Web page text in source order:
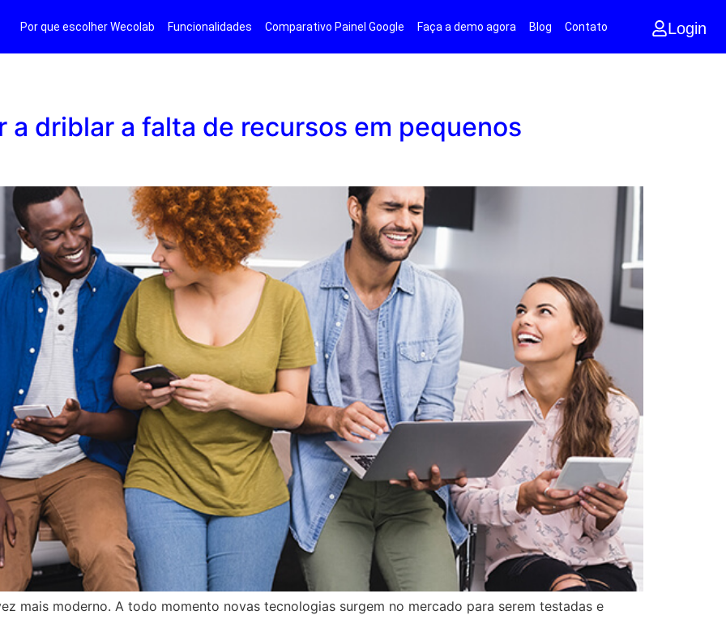
Por que escolher Wecolab Funcionalidades Comparativo Painel Google Faça a demo agora Blog Contato Login
a driblar a falta de recursos em pequenos
mais moderno. A todo momento novas tecnologias surgem no mercado para serem testadas e